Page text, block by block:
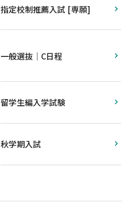
指定校制推薦入試 [専願]
一般選抜｜C日程
留学生編入学試験
秋学期入試